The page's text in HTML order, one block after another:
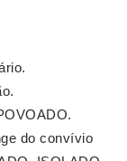
do convívio